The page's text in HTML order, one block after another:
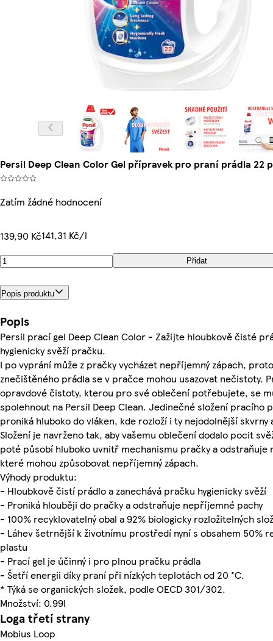
Persil Deep Clean Color Gel přípravek pro praní prádla 22
Zatím žádné hodnocení
139,90 Kč141,31 Kč/l
Přidat
Popis produktu
Popis
Persil prací gel Deep Clean Color - Zažijte hloubkově čisté
hygienicky svěží pračku.
I po vyprání může z pračky vycházet nepříjemný zápach,
znečištěného prádla se v pračce mohou usazovat nečistoty.
opravdové čistoty, kterou pro své oblečení potřebujete, se
spolehnout na Persil Deep Clean. Jedinečné složení pracího
proniká hluboko do vláken, kde rozloží i ty nejodolnější skvrny
Složení je navrženo tak, aby vašemu oblečení dodalo pocit
poté působí hluboko uvnitř mechanismu pračky a odstraňuje
které mohou způsobovat nepříjemný zápach.
Výhody produktu:
- Hloubkově čistí prádlo a zanechává pračku hygienicky svěží
- Proniká hlouběji do pračky a odstraňuje nepříjemné pachy
- 100% recyklovatelný obal a 92% biologicky rozložitelných
- Láhev šetrnější k životnímu prostředí nyní s obsahem 50%
plastu
- Prací gel je účinný i pro plnou pračku prádla
- Šetří energii díky praní při nízkých teplotách od 20 °C.
* Týká se organických složek, podle OECD 301/302.
Množství: 0.99l
Loga třetí strany
Mobius Loop